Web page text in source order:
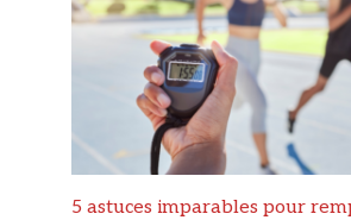
5 astuces imparables pour